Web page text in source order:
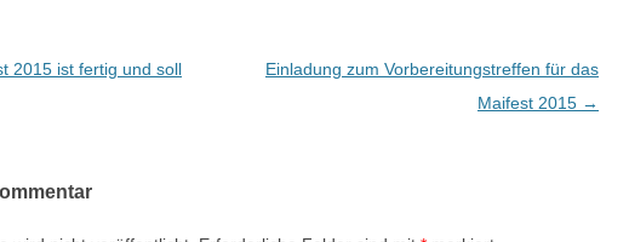
2015 ist fertig und soll
Einladung zum Vorbereitungstreffen für das
Maifest 2015 →